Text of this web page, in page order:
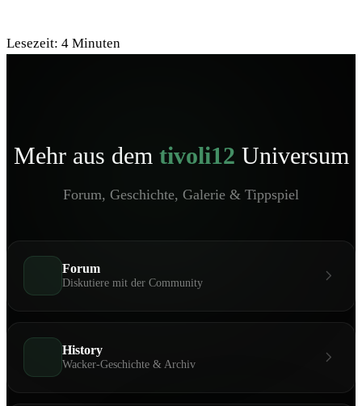
Lesezeit: 4 Minuten
Mehr aus dem tivoli12 Universum
Forum, Geschichte, Galerie & Tippspiel
Forum
Diskutiere mit der Community
History
Wacker-Geschichte & Archiv